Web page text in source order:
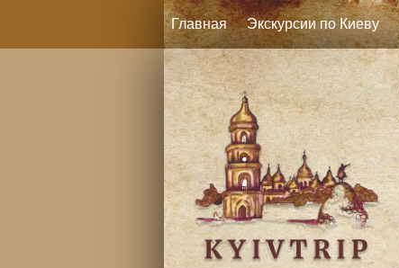
Главная Экскурсии по Киеву